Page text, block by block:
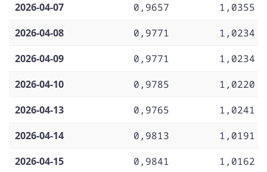
2026-04-07
0,9657
1,0355
2026-04-08
0,9771
1,0234
2026-04-09
0,9771
1,0234
2026-04-10
0,9785
1,0220
2026-04-13
0,9765
1,0241
2026-04-14
0,9813
1,0191
2026-04-15
0,9841
1,0162